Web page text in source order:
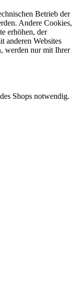
Betrieb der
Andere Cookies,
erhöhen, der
anderen Websites
werden nur mit Ihrer
Shops notwendig.